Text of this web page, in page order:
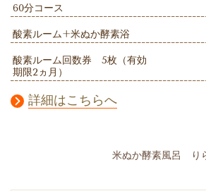
60分コース
酸素ルーム+米ぬか酵素浴
酸素ルーム回数券 5枚（有効
期限2ヵ月）
詳細はこちらへ
米ぬか酵素風呂 り